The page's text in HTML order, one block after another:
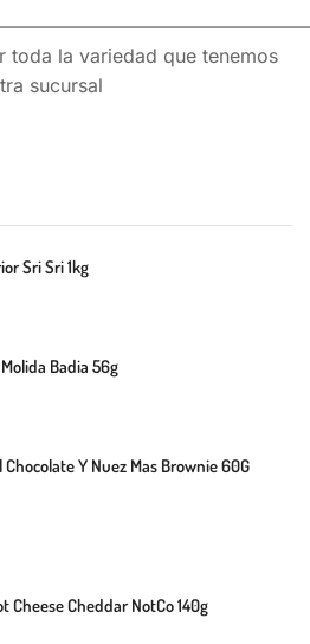
toda la variedad que tenemos
sucursal
Sri Sri 1kg
Badia 56g
Y Nuez Mas Brownie 60G
Cheese Cheddar NotCo 140g